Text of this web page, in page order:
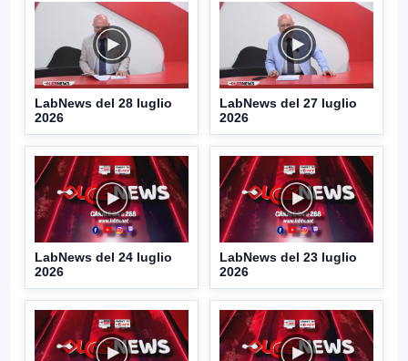
LabNews del 28 luglio
2026
LabNews del 27 luglio
2026
LabNews del 24 luglio
2026
LabNews del 23 luglio
2026